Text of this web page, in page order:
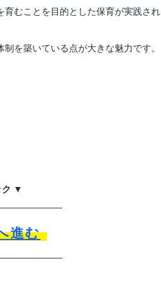
むことを目的とした保育が実践され
を築いている点が大きな魅力です。
ク ▼
進む